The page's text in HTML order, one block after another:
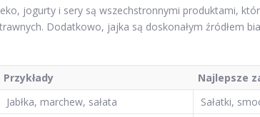
jogurty i sery są wszechstronnymi produktami,
Dodatkowo, jajka są doskonałym źródłem
Przykłady
Najlepsze
Jabłka, marchew, sałata
Sałatki,